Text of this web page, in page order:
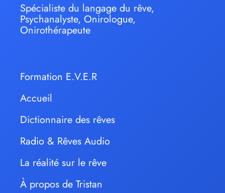
Spécialiste du langage du rêve,
Psychanalyste, Onirologue,
Onirothérapeute
Formation E.V.E.R
Accueil
Dictionnaire des rêves
Radio & Rêves Audio
La réalité sur le rêve
À propos de Tristan